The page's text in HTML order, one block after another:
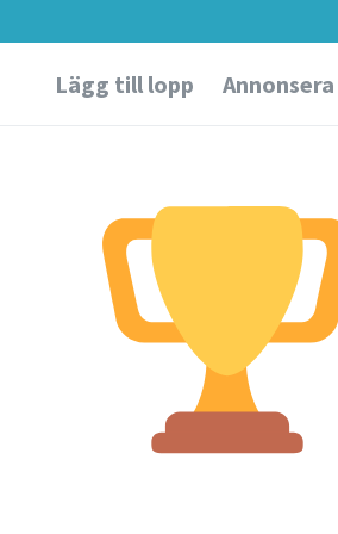
Lägg till lopp Annonsera